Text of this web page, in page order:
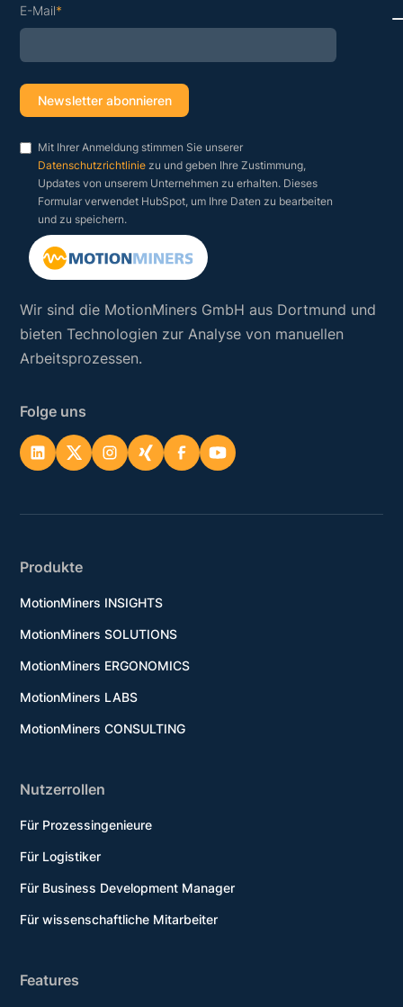
Wir sind die MotionMiners GmbH aus Dortmund und
bieten Technologien zur Analyse von manuellen
Arbeitsprozessen.
Folge uns
E-Mail*
Mit Ihrer Anmeldung stimmen Sie unserer
Datenschutzrichtlinie zu und geben Ihre Zustimmung,
Updates von unserem Unternehmen zu erhalten. Dieses
Formular verwendet HubSpot, um Ihre Daten zu bearbeiten
und zu speichern.
Produkte
MotionMiners INSIGHTS
MotionMiners SOLUTIONS
MotionMiners ERGONOMICS
MotionMiners LABS
MotionMiners CONSULTING
Nutzerrollen
Für Prozessingenieure
Für Logistiker
Für Business Development Manager
Für wissenschaftliche Mitarbeiter
Features